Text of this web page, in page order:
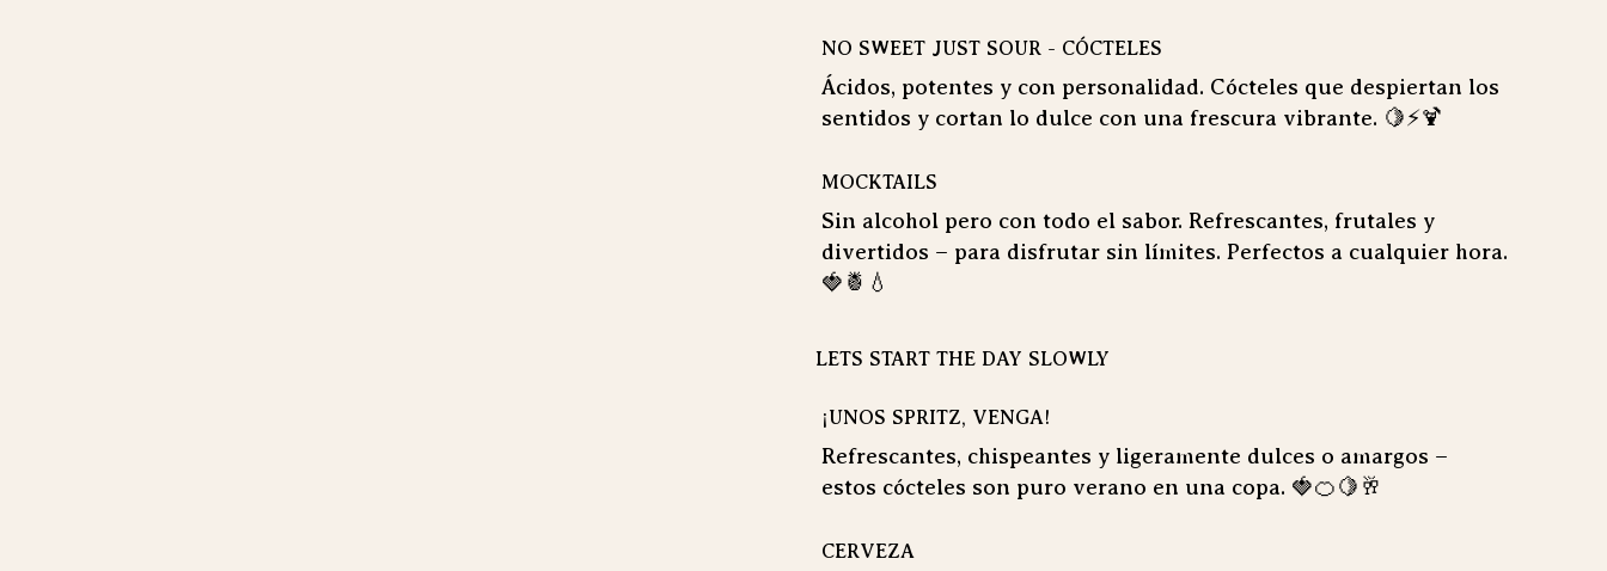
Ácidos, potentes y con personalidad. Cócteles que despiertan los
sentidos y cortan lo dulce con una frescura vibrante. 🍋⚡🍹
NO SWEET JUST SOUR - CÓCTELES
Sin alcohol pero con todo el sabor. Refrescantes, frutales y
divertidos – para disfrutar sin límites. Perfectos a cualquier hora.
🍓🍍💧
MOCKTAILS
LETS START THE DAY SLOWLY
Refrescantes, chispeantes y ligeramente dulces o amargos –
estos cócteles son puro verano en una copa. 🍓🍊🍋🥂
¡UNOS SPRITZ, VENGA!
CERVEZA